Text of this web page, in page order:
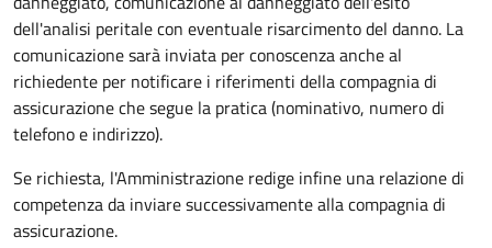
dell'analisi peritale con eventuale risarcimento del danno. La
comunicazione sarà inviata per conoscenza anche al
richiedente per notificare i riferimenti della compagnia di
assicurazione che segue la pratica (nominativo, numero di
telefono e indirizzo).
Se richiesta, l'Amministrazione redige infine una relazione di
competenza da inviare successivamente alla compagnia di
assicurazione.